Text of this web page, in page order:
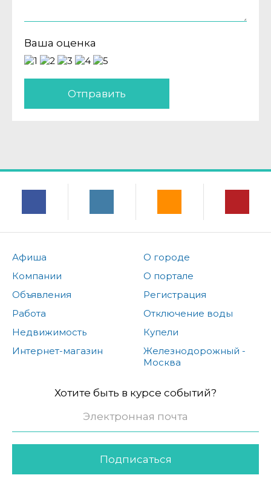
Ваша оценка
Отправить
Афиша
Компании
Объявления
Работа
Недвижимость
Интернет-магазин
О городе
О портале
Регистрация
Отключение воды
Купели
Железнодорожный -
Москва
Хотите быть в курсе событий?
Подписаться